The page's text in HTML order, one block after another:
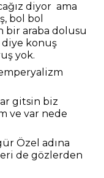
diyor ama
bol bol
araba dolusu
konuş
yok.
gitsin biz
ve var nede
Özel adına
de gözlerden